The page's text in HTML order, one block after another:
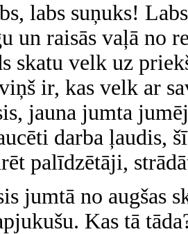
labs suņuks!
un raisās vaļā no
skatu velk uz
ir, kas velk ar
jauna jumta
darba ļaudis,
palīdzētāji,
jumtā no augšas
Kas tā